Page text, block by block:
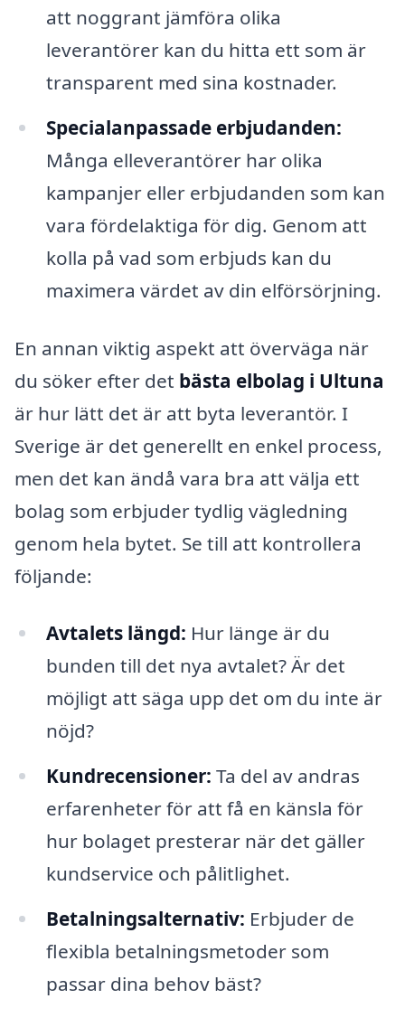
att noggrant jämföra olika
leverantörer kan du hitta ett som är
transparent med sina kostnader.
Specialanpassade erbjudanden:
Många elleverantörer har olika
kampanjer eller erbjudanden som kan
vara fördelaktiga för dig. Genom att
kolla på vad som erbjuds kan du
maximera värdet av din elförsörjning.
En annan viktig aspekt att överväga när
du söker efter det bästa elbolag i Ultuna
är hur lätt det är att byta leverantör. I
Sverige är det generellt en enkel process,
men det kan ändå vara bra att välja ett
bolag som erbjuder tydlig vägledning
genom hela bytet. Se till att kontrollera
följande:
Avtalets längd: Hur länge är du
bunden till det nya avtalet? Är det
möjligt att säga upp det om du inte är
nöjd?
Kundrecensioner: Ta del av andras
erfarenheter för att få en känsla för
hur bolaget presterar när det gäller
kundservice och pålitlighet.
Betalningsalternativ: Erbjuder de
flexibla betalningsmetoder som
passar dina behov bäst?